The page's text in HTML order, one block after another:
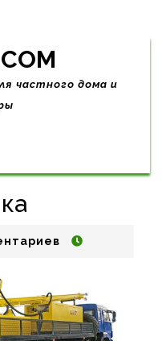
частного дома и